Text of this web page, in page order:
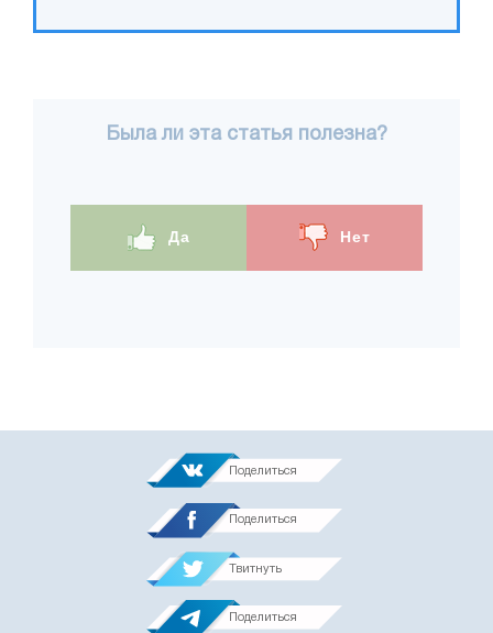
Была ли эта статья полезна?
Да Нет
Поделиться
Поделиться
Твитнуть
Поделиться